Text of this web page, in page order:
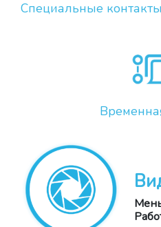
Специальные контакты